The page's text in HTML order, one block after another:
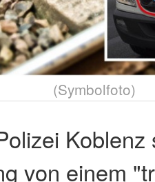
(Symbolfoto)
von einem